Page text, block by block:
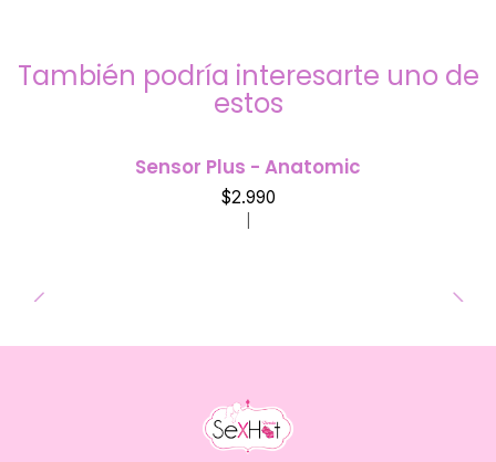
También podría interesarte uno de
estos
Sensor Plus - Anatomic
$2.990